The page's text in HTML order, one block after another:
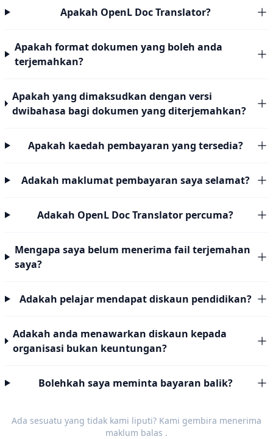
Apakah OpenL Doc Translator?
Apakah format dokumen yang boleh anda
terjemahkan?
Apakah yang dimaksudkan dengan versi
dwibahasa bagi dokumen yang diterjemahkan?
Apakah kaedah pembayaran yang tersedia?
Adakah maklumat pembayaran saya selamat?
Adakah OpenL Doc Translator percuma?
Mengapa saya belum menerima fail terjemahan
saya?
Adakah pelajar mendapat diskaun pendidikan?
Adakah anda menawarkan diskaun kepada
organisasi bukan keuntungan?
Bolehkah saya meminta bayaran balik?
Ada sesuatu yang tidak kami liputi? Kami gembira menerima
maklum balas .